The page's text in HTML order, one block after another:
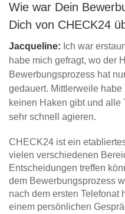
Wie war Dein
Dich von CHECK24
Jacqueline: Ich war
habe mich gefragt, wo der
Bewerbungsprozess hat
gedauert. Mittlerweile
keinen Haken gibt und alle
sehr schnell agieren.
CHECK24 ist ein
vielen verschiedenen
Entscheidungen treffen
dem Bewerbungsprozess
nach dem ersten Telefonat
einem persönlichen